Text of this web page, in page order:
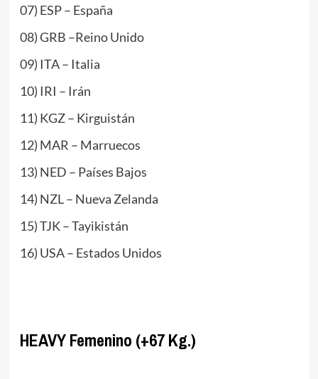
07) ESP – España
08) GRB –Reino Unido
09) ITA – Italia
10) IRI – Irán
11) KGZ – Kirguistán
12) MAR – Marruecos
13) NED – Países Bajos
14) NZL – Nueva Zelanda
15) TJK – Tayikistán
16) USA – Estados Unidos
HEAVY Femenino (+67 Kg.)